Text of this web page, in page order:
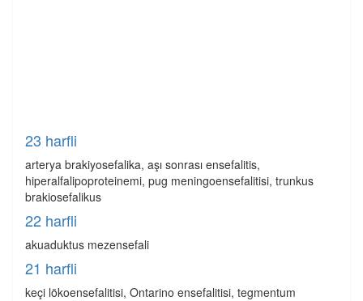
23 harfli
arterya brakiyosefalika, aşı sonrası ensefalitis,
hiperalfalipoproteinemi, pug meningoensefalitisi, trunkus
brakiosefalikus
22 harfli
akuaduktus mezensefali
21 harfli
keçi lökoensefalitisi, Ontarino ensefalitisi, tegmentum